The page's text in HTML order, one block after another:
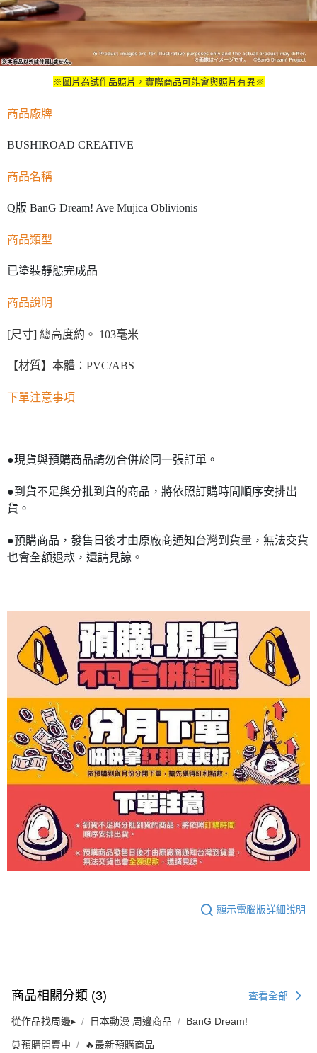
※圖片為試作品照片，實際商品可能會與照片有異※
商品廠牌
BUSHIROAD CREATIVE
商品名稱
Q版 BanG Dream! Ave Mujica Oblivionis
商品類型
已塗裝靜態完成品
商品說明
[尺寸] 總高度約。 103毫米
【材質】本體：PVC/ABS
下單注意事項
●現貨與預購商品請勿合併於同一張訂單。
●到貨不足與分批到貨的商品，將依照訂購時間順序安排出
貨。
●預購商品，發售日後才由原廠商通知台灣到貨量，無法交貨
也會全額退款，還請見諒。
顯示電腦版詳細說明
商品相關分類 (3) 查看全部
從作品找周邊▸ 日本動漫 周邊商品 BanG Dream!
⏰預購開賣中 🔥最新預購商品